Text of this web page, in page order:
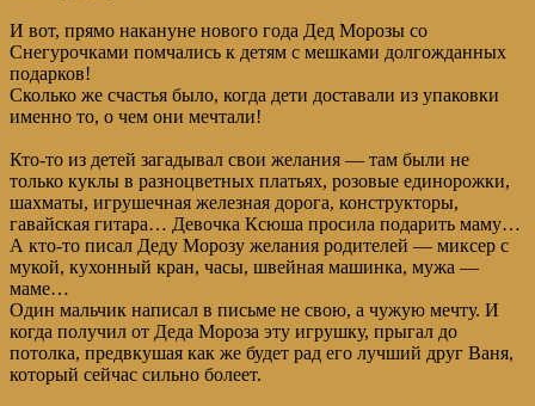
И вот, прямо накануне нового года Дед Морозы со
Снегурочками помчались к детям с мешками долгожданных
подарков!
Сколько же счастья было, когда дети доставали из упаковки
именно то, о чем они мечтали!
Кто-то из детей загадывал свои желания — там были не
только куклы в разноцветных платьях, розовые единорожки,
шахматы, игрушечная железная дорога, конструкторы,
гавайская гитара… Девочка Ксюша просила подарить маму…
А кто-то писал Деду Морозу желания родителей — миксер с
мукой, кухонный кран, часы, швейная машинка, мужа —
маме…
Один мальчик написал в письме не свою, а чужую мечту. И
когда получил от Деда Мороза эту игрушку, прыгал до
потолка, предвкушая как же будет рад его лучший друг Ваня,
который сейчас сильно болеет.